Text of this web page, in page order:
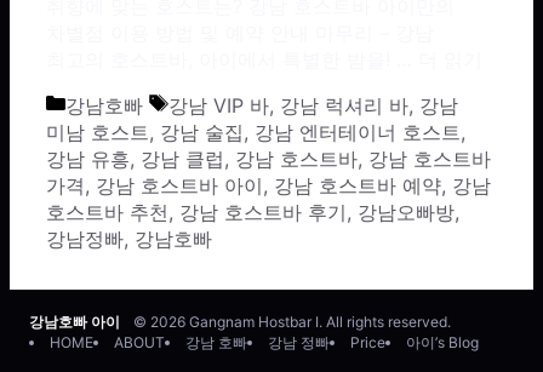
카테고리
강남호빠 태그
강남 VIP 바, 강남 럭셔리 바, 강남
미남 호스트 , 강남 술집, 강남 엔터테이너 호스트 ,
강남 유흥, 강남 클럽, 강남 호스트바, 강남 호스트바
가격, 강남 호스트바 아이, 강남 호스트바 예약, 강남
호스트바 추천, 강남 호스트바 후기, 강남오빠방,
강남정빠, 강남호빠
강남호빠 아이
© 2026 Gangnam Hostbar I. All rights reserved.
HOME
ABOUT 강남 호빠 강남 정빠 Price 아이’s Blog